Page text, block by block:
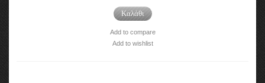
Καλάθι
Add to compare
Add to wishlist